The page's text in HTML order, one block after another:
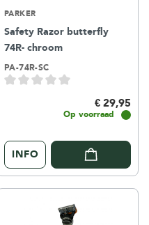
PARKER
Safety Razor butterfly
74R- chroom
PA-74R-SC
€ 29,95
Op voorraad
INFO